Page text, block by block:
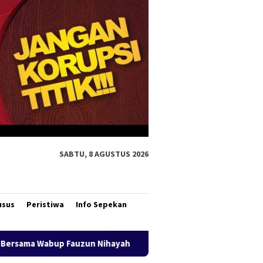
SABTU, 8 AGUSTUS 2026
Peristiwa Info Sepekan
Buka Karnaval Pembangunan, Bupati Merauke